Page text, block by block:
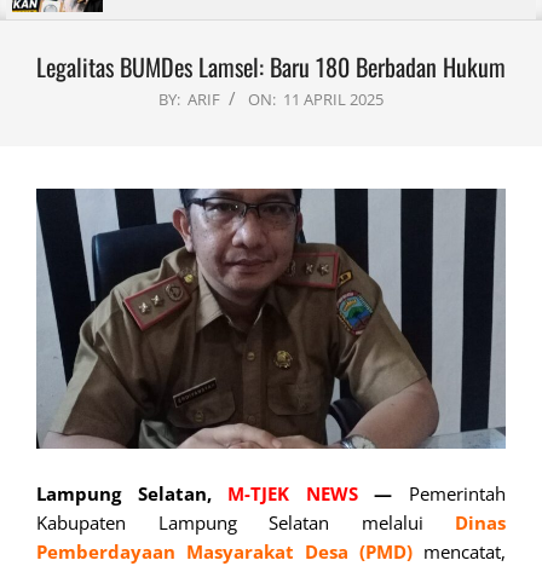
Menu
Legalitas BUMDes Lamsel: Baru 180 Berbadan Hukum
BY: ARIF ON: 11 APRIL 2025
Lampung Selatan, M-TJEK NEWS— Pemerintah
Kabupaten Lampung Selatan melalui Dinas
Pemberdayaan Masyarakat Desa (PMD) mencatat,